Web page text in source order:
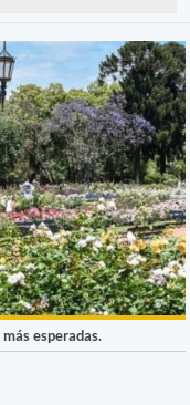
esperadas.